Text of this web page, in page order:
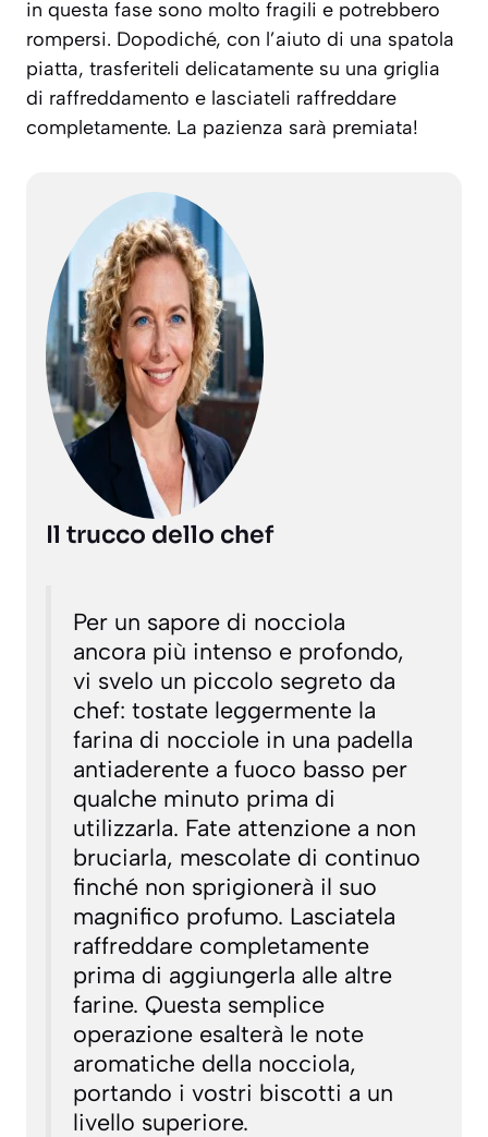
in questa fase sono molto fragili e potrebbero
rompersi. Dopodiché, con l’aiuto di una spatola
piatta, trasferiteli delicatamente su una griglia
di raffreddamento e lasciateli raffreddare
completamente. La pazienza sarà premiata!
Il trucco dello chef
Per un sapore di nocciola
ancora più intenso e profondo,
vi svelo un piccolo segreto da
chef: tostate leggermente la
farina di nocciole in una padella
antiaderente a fuoco basso per
qualche minuto prima di
utilizzarla. Fate attenzione a non
bruciarla, mescolate di continuo
finché non sprigionerà il suo
magnifico profumo. Lasciatela
raffreddare completamente
prima di aggiungerla alle altre
farine. Questa semplice
operazione esalterà le note
aromatiche della nocciola,
portando i vostri biscotti a un
livello superiore.